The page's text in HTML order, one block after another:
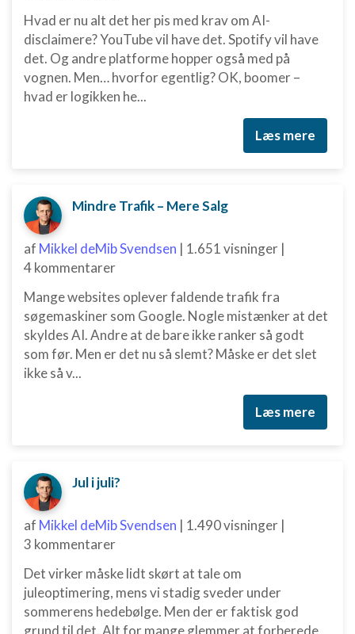
Hvad er nu alt det her pis med krav om AI-
disclaimere? YouTube vil have det. Spotify vil have
det. Og andre platforme hopper også med på
vognen. Men… hvorfor egentlig? OK, boomer –
hvad er logikken he...
Læs mere
Mindre Trafik – Mere Salg
af Mikkel deMib Svendsen | 1.651 visninger |
4 kommentarer
Mange websites oplever faldende trafik fra
søgemaskiner som Google. Nogle mistænker at det
skyldes AI. Andre at de bare ikke ranker så godt
som før. Men er det nu så slemt? Måske er det slet
ikke så v...
Læs mere
Jul i juli?
af Mikkel deMib Svendsen | 1.490 visninger |
3 kommentarer
Det virker måske lidt skørt at tale om
juleoptimering, mens vi stadig sveder under
sommerens hedebølge. Men der er faktisk god
grund til det. Alt for mange glemmer at forberede